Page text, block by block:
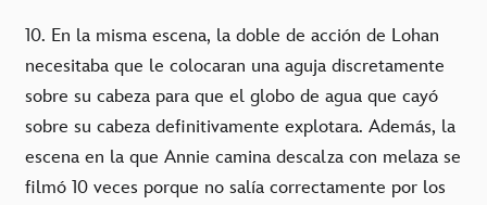
10. En la misma escena, la doble de acción de Lohan
necesitaba que le colocaran una aguja discretamente
sobre su cabeza para que el globo de agua que cayó
sobre su cabeza definitivamente explotara. Además, la
escena en la que Annie camina descalza con melaza se
filmó 10 veces porque no salía correctamente por los